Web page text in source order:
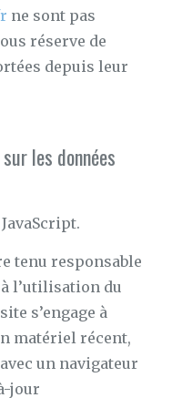
ne sont pas
réserve de
depuis leur
les données
tenu responsable
l’utilisation du
s’engage à
matériel récent,
un navigateur
jour